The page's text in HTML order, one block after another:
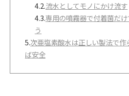
4.2.流水としてモノにかけ流す
4.3.専用の噴霧器で付着菌だ
う
5.次亜塩素酸水は正しい製法で作
ば安全